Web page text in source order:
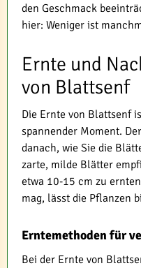
den Geschmack
hier: Weniger ist
Ernte und
von Blattsenf
Die Ernte von Blattsenf
spannender Moment.
danach, wie Sie die
zarte, milde Blätter
etwa 10-15 cm zu
mag, lässt die Pflanzen
Erntemethoden für
Bei der Ernte von